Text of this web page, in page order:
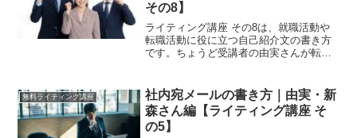
その8】
ライティング講座 その8は、就職活動や
転職活動に役に立つ自己紹介文の書き方
です。ちょうど受講者の由実さんが転職
書と職務経歴書が応募書類です。でも、
転職になれている人は自...
無料ライティング講座
社内宛メールの書き方｜由実・新
森さん編【ライティング講座 そ
の5】